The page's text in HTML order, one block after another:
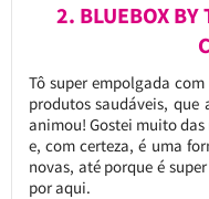
2. BLUEBOX BY
Tô super empolgada
produtos saudáveis, que
animou! Gostei muito
e, com certeza, é uma
novas, até porque é
por aqui.